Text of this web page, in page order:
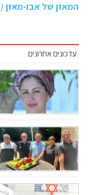
המאזן של אבו-מאזן /
עדכונים אחרונים